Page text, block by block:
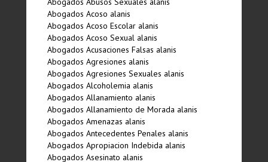
Abogados Acoso alanis
Abogados Acoso Escolar alanis
Abogados Acoso Sexual alanis
Abogados Acusaciones Falsas alanis
Abogados Agresiones alanis
Abogados Agresiones Sexuales alanis
Abogados Alcoholemia alanis
Abogados Allanamiento alanis
Abogados Allanamiento de Morada alanis
Abogados Amenazas alanis
Abogados Antecedentes Penales alanis
Abogados Apropiacion Indebida alanis
Abogados Asesinato alanis